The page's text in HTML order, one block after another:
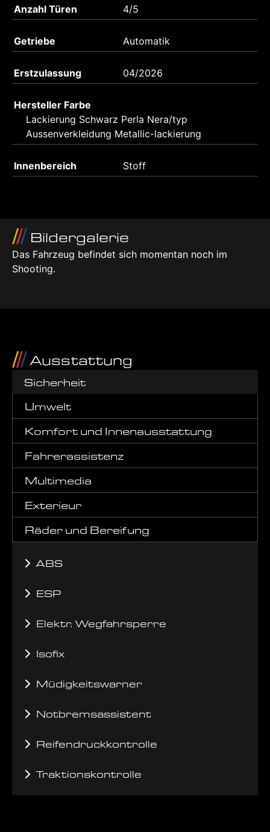
Anzahl Türen 4/5
Getriebe Automatik
Erstzulassung 04/2026
Hersteller Farbe
Lackierung Schwarz Perla Nera/typ
Aussenverkleidung Metallic-lackierung
Innenbereich Stoff
Bildergalerie
Das Fahrzeug befindet sich momentan noch im
Shooting.
Ausstattung
Sicherheit
Umwelt
Komfort und Innenausstattung
Fahrerassistenz
Multimedia
Exterieur
Räder und Bereifung
ABS
ESP
Elektr. Wegfahrsperre
Isofix
Müdigkeitswarner
Notbremsassistent
Reifendruckkontrolle
Traktionskontrolle